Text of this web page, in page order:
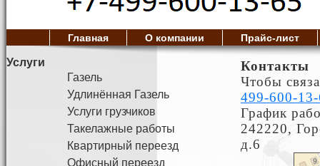
Главная О компании Прайс-лист
Услуги
Газель
Удлинённая Газель
Услуги грузчиков
Такелажные работы
Квартирный переезд
Офисный переезд
Контакты
Чтобы
499-600-
График
242220,
д.6